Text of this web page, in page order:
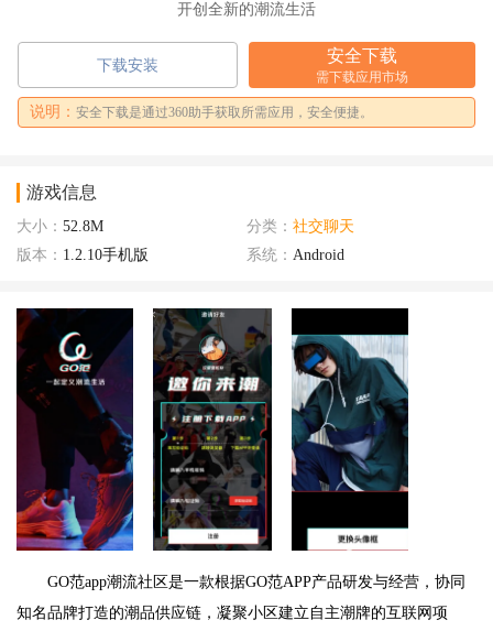
开创全新的潮流生活
下载安装
安全下载
需下载应用市场
说明： 安全下载是通过360助手获取所需应用，安全便捷。
游戏信息
大小： 52.8M 分类： 社交聊天
版本： 1.2.10手机版 系统： Android
GO范app潮流社区是一款根据GO范APP产品研发与经营，协同
知名品牌打造的潮品供应链，凝聚小区建立自主潮牌的互联网项